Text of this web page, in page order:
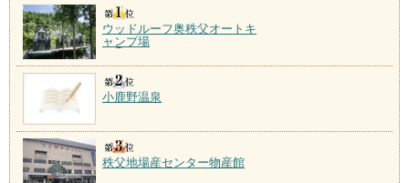
ウッドルーフ奥秩父オートキ
ャンプ場
小鹿野温泉
秩父地場産センター物産館